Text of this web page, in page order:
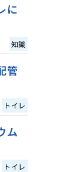
に
知識
管
トイレ
ム
トイレ